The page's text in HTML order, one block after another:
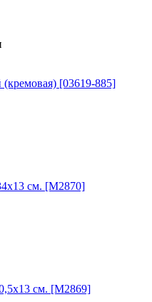
[03619-885]
см. [M2870]
см. [M2869]